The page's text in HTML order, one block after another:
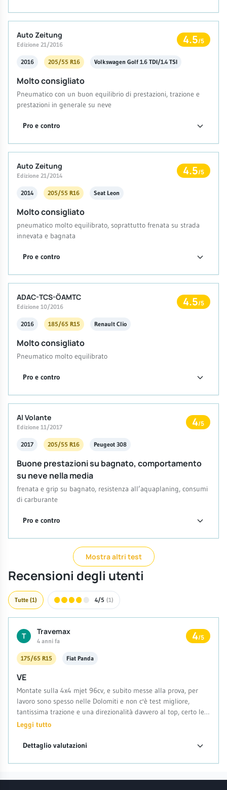
Auto Zeitung
Edizione 21/2016 4.5/5
2016 205/55 R16 Volkswagen Golf 1.6 TDI/1.4 TSI
Molto consigliato
Pneumatico con un buon equilibrio di prestazioni, trazione e
prestazioni in generale su neve
Pro e contro
Auto Zeitung
Edizione 21/2014 4.5/5
2014 205/55 R16 Seat Leon
Molto consigliato
pneumatico molto equilibrato, soprattutto frenata su strada
innevata e bagnata
Pro e contro
ADAC-TCS-ÖAMTC
Edizione 10/2016 4.5/5
2016 185/65 R15 Renault Clio
Molto consigliato
Pneumatico molto equilibrato
Pro e contro
Al Volante
Edizione 11/2017 4/5
2017 205/55 R16 Peugeot 308
Buone prestazioni su bagnato, comportamento
su neve nella media
frenata e grip su bagnato, resistenza all’aquaplaning, consumi
di carburante
Pro e contro
Mostra altri test
Recensioni degli utenti
Tutte (1) 4/5 (1)
T Travemax
4 anni fa 4/5
175/65 R15 Fiat Panda
VE
Montate sulla 4x4 mjet 96cv, e subito messe alla prova, per
lavoro sono spesso nelle Dolomiti e non c'è test migliore,
tantissima trazione e una direzionalità davvero al top, certo le
ho provate nuove, ma nel mio caso le tengo montate tutto
pronto per l'inverno. Non posso ancora fare la valutazione sul
Leggi tutto
Dettaglio valutazioni